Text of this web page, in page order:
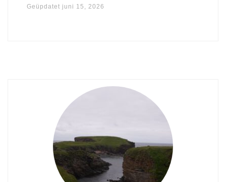
Geüpdatet juni 15, 2026